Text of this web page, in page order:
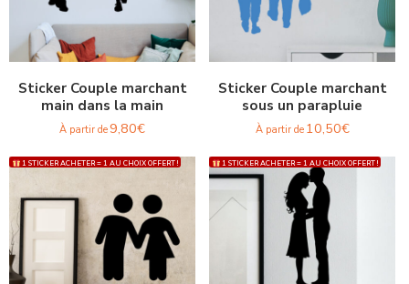
Sticker Couple marchant
main dans la main
À partir de9,80€
Sticker Couple marchant
sous un parapluie
À partir de 10,50€
1 STICKER ACHETER = 1 AU CHOIX OFFERT ! 1 STICKER ACHETER = 1 AU CHOIX OFFERT !